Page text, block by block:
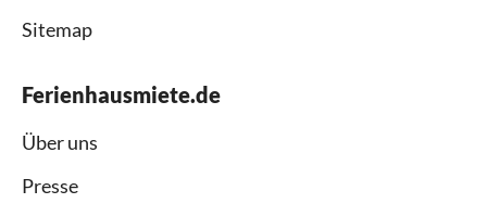
Sitemap
Ferienhausmiete.de
Über uns
Presse